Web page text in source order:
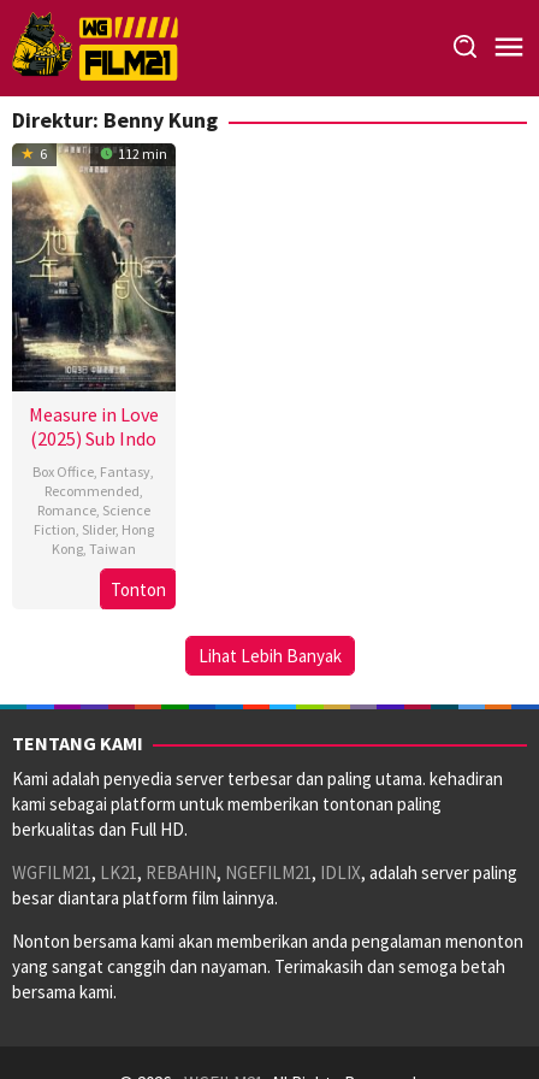
Loncat
ke
konten
Direktur: Benny Kung
6 112 min
Measure in Love
(2025) Sub Indo
Box Office Fantasy
Recommended
Romance, Science
Fiction Slider, Hong
Kong, Taiwan
Sep
Benny
Kung
Tonton
Lihat Lebih Banyak
TENTANG KAMI
Kami adalah penyedia server terbesar dan paling utama. kehadiran
kami sebagai platform untuk memberikan tontonan paling
berkualitas dan Full HD.
WGFILM21, LK21, REBAHIN, NGEFILM21, IDLIX, adalah server paling
besar diantara platform film lainnya.
Nonton bersama kami akan memberikan anda pengalaman menonton
yang sangat canggih dan nayaman. Terimakasih dan semoga betah
bersama kami.